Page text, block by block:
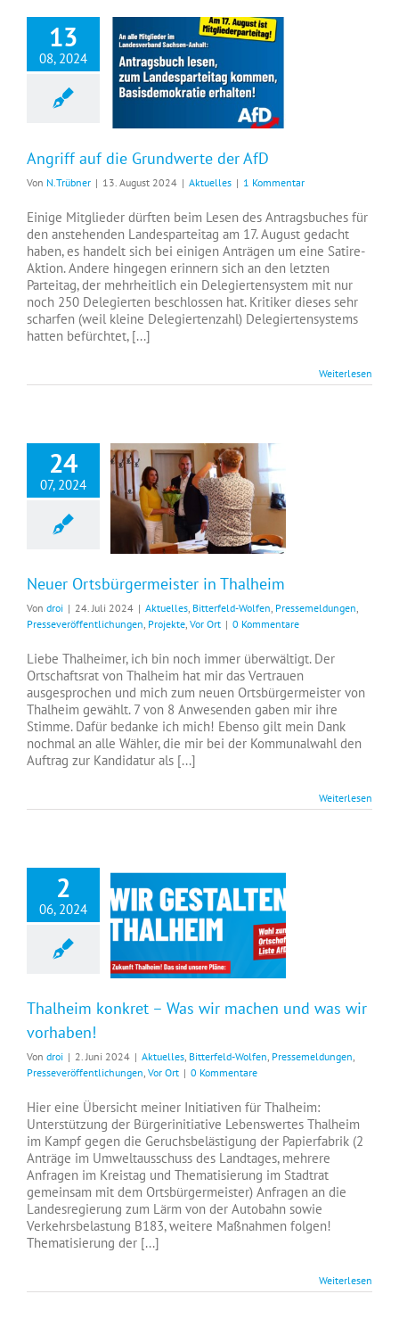
13
08, 2024
Angriff auf die Grundwerte der AfD
Von N.Trübner | 13. August 2024 | Aktuelles | 1 Kommentar
Einige Mitglieder dürften beim Lesen des Antragsbuches für
den anstehenden Landesparteitag am 17. August gedacht
haben, es handelt sich bei einigen Anträgen um eine Satire-
Aktion. Andere hingegen erinnern sich an den letzten
Parteitag, der mehrheitlich ein Delegiertensystem mit nur
noch 250 Delegierten beschlossen hat. Kritiker dieses sehr
scharfen (weil kleine Delegiertenzahl) Delegiertensystems
hatten befürchtet, [...]
Weiterlesen
24
07, 2024
Neuer Ortsbürgermeister in Thalheim
Von droi | 24. Juli 2024 | Aktuelles, Bitterfeld-Wolfen, Pressemeldungen,
Presseveröffentlichungen, Projekte, Vor Ort | 0 Kommentare
Liebe Thalheimer, ich bin noch immer überwältigt. Der
Ortschaftsrat von Thalheim hat mir das Vertrauen
ausgesprochen und mich zum neuen Ortsbürgermeister von
Thalheim gewählt. 7 von 8 Anwesenden gaben mir ihre
Stimme. Dafür bedanke ich mich! Ebenso gilt mein Dank
nochmal an alle Wähler, die mir bei der Kommunalwahl den
Auftrag zur Kandidatur als [...]
Weiterlesen
2
06, 2024
Thalheim konkret – Was wir machen und was wir
vorhaben!
Von droi | 2. Juni 2024 | Aktuelles, Bitterfeld-Wolfen, Pressemeldungen,
Presseveröffentlichungen, Vor Ort | 0 Kommentare
Hier eine Übersicht meiner Initiativen für Thalheim:
Unterstützung der Bürgerinitiative Lebenswertes Thalheim
im Kampf gegen die Geruchsbelästigung der Papierfabrik (2
Anträge im Umweltausschuss des Landtages, mehrere
Anfragen im Kreistag und Thematisierung im Stadtrat
gemeinsam mit dem Ortsbürgermeister) Anfragen an die
Landesregierung zum Lärm von der Autobahn sowie
Verkehrsbelastung B183, weitere Maßnahmen folgen!
Thematisierung der [...]
Weiterlesen